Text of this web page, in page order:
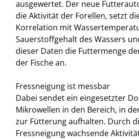
ausgewertet. Der neue
die Aktivität der Forellen, setzt
Korrelation mit
Sauerstoffgehalt des Wassers
dieser Daten die Futtermenge
der Fische an.
Fressneigung ist messbar
Dabei sendet ein eingesetzter
Mikrowellen in den Bereich, in
zur Fütterung aufhalten. Durch
Fressneigung wachsende